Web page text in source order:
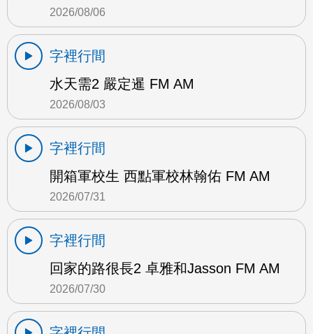
2026/08/06
字裡行間
水天需2 嚴定暹 FM AM
2026/08/03
字裡行間
開箱軍校生 西點軍校林翰佑 FM AM
2026/07/31
字裡行間
回家的路很長2 卓雅和Jasson FM AM
2026/07/30